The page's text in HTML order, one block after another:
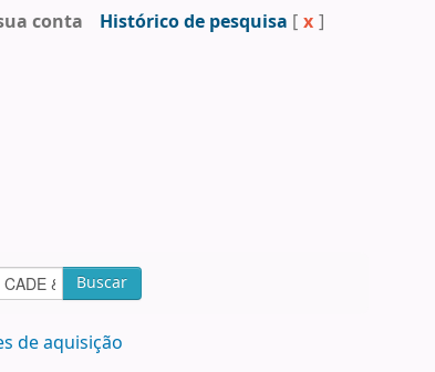
conta Histórico de pesquisa [ x ]
Buscar
de aquisição